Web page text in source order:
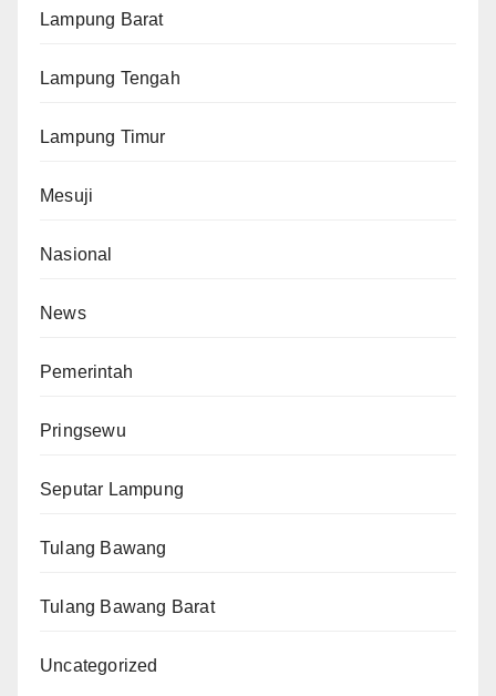
Lampung Barat
Lampung Tengah
Lampung Timur
Mesuji
Nasional
News
Pemerintah
Pringsewu
Seputar Lampung
Tulang Bawang
Tulang Bawang Barat
Uncategorized